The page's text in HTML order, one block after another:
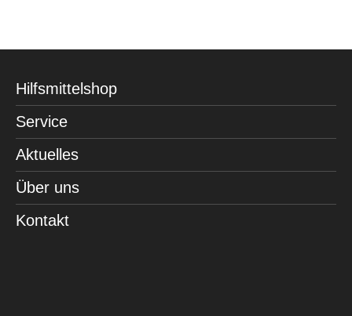
Hilfsmittelshop
Service
Aktuelles
Über uns
Kontakt